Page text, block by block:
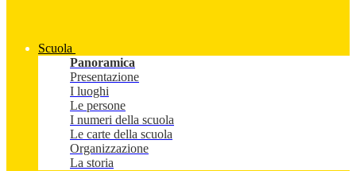
Scuola
Panoramica
Presentazione
I luoghi
Le persone
I numeri della scuola
Le carte della scuola
Organizzazione
La storia